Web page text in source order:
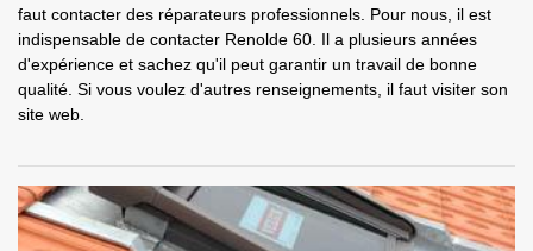
faut contacter des réparateurs professionnels. Pour nous, il est
indispensable de contacter Renolde 60. Il a plusieurs années
d'expérience et sachez qu'il peut garantir un travail de bonne
qualité. Si vous voulez d'autres renseignements, il faut visiter son
site web.